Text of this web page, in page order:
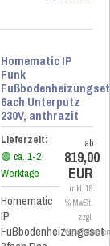
Homematic IP
Funk
Fußbodenheizungset
6ach Unterputz
230V, anthrazit
Lieferzeit:
🟢 ca. 1-2
Werktage
Homematic
IP
Fußbodenheizungsset
ab
819,00
EUR
inkl. 19
% MwSt.
zzgl.
Versandkosten